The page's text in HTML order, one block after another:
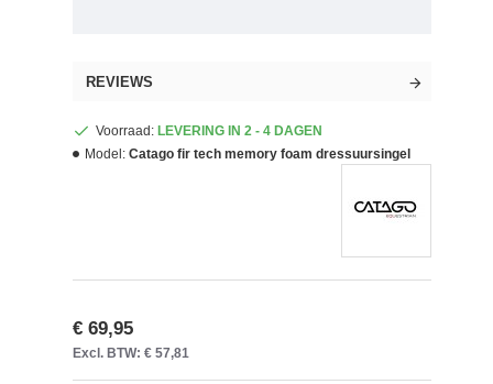
REVIEWS
Voorraad: LEVERING IN 2 - 4 DAGEN
Model: Catago fir tech memory foam dressuursingel
€ 69,95
Excl. BTW: € 57,81